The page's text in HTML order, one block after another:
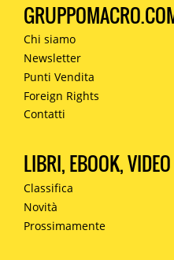
Chi siamo
Newsletter
Punti Vendita
Foreign Rights
Contatti
LIBRI, EBOOK,
Classifica
Novità
Prossimamente